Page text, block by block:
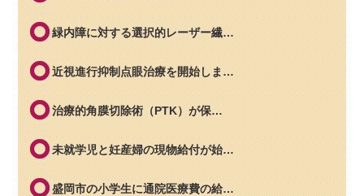
緑内障に対する選択的レーザー繊…
近視進行抑制点眼治療を開始しま…
治療的角膜切除術（PTK）が保…
未就学児と妊産婦の現物給付が始…
盛岡市の小学生に通院医療費の給…